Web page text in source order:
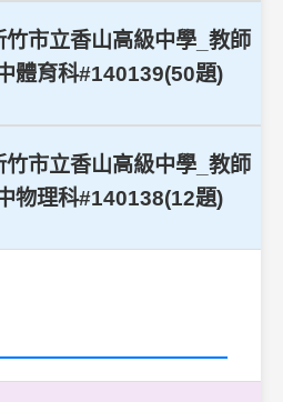
市立香山高級中學_教師
體育科#140139(50題)
市立香山高級中學_教師
物理科#140138(12題)